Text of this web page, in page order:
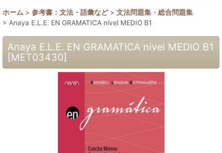
ホーム > 参考書：文法・語彙など > 文法問題集・総合問題集
> Anaya E.L.E. EN GRAMATICA nivel MEDIO B1
Anaya E.L.E. EN GRAMATICA nivel MEDIO B1
[MET03430]